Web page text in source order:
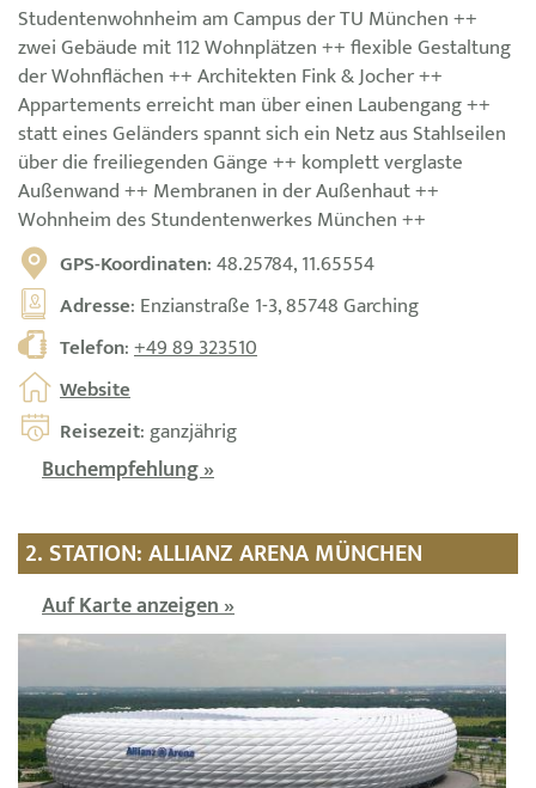
Studentenwohnheim am Campus der TU München ++
zwei Gebäude mit 112 Wohnplätzen ++ flexible Gestaltung
der Wohnflächen ++ Architekten Fink & Jocher ++
Appartements erreicht man über einen Laubengang ++
statt eines Geländers spannt sich ein Netz aus Stahlseilen
über die freiliegenden Gänge ++ komplett verglaste
Außenwand ++ Membranen in der Außenhaut ++
Wohnheim des Stundentenwerkes München ++
GPS-Koordinaten: 48.25784, 11.65554
Adresse: Enzianstraße 1-3, 85748 Garching
Telefon:+49 89 323510
Website
Reisezeit: ganzjährig
Buchempfehlung »
2. STATION: ALLIANZ ARENA MÜNCHEN
Auf Karte anzeigen »